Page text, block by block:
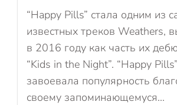
“Happy Pills” стала одним из
известных треков Weathers,
в 2016 году как часть их
“Kids in the Night”. “Happy
завоевала популярность
своему запоминающемуся...